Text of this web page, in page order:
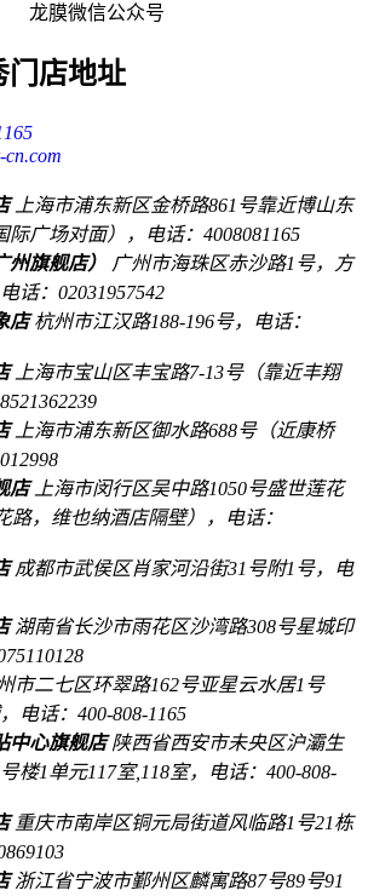
龙膜微信公众号
门店地址
上海市浦东新区金桥路861号靠近博山东
广场对面），电话：4008081165
州旗舰店）
广州市海珠区赤沙路1号，方
话：02031957542
店杭州市江汉路188-196号，电话：
上海市宝山区丰宝路7-13号（靠近丰翔
上海市浦东新区御水路688号（近康桥
店 上海市闵行区吴中路1050号盛世莲花
路，维也纳酒店隔壁），电话：
成都市武侯区肖家河沿街31号附1号，电
湖南省长沙市雨花区沙湾路308号星城印
市二七区环翠路162号亚星云水居1号
电话：400-808-1165
中心旗舰店陕西省西安市未央区沪灞生
楼1单元117室,118室，电话：400-808-
重庆市南岸区铜元局街道风临路1号21栋
浙江省宁波市鄞州区麟寓路87号89号91